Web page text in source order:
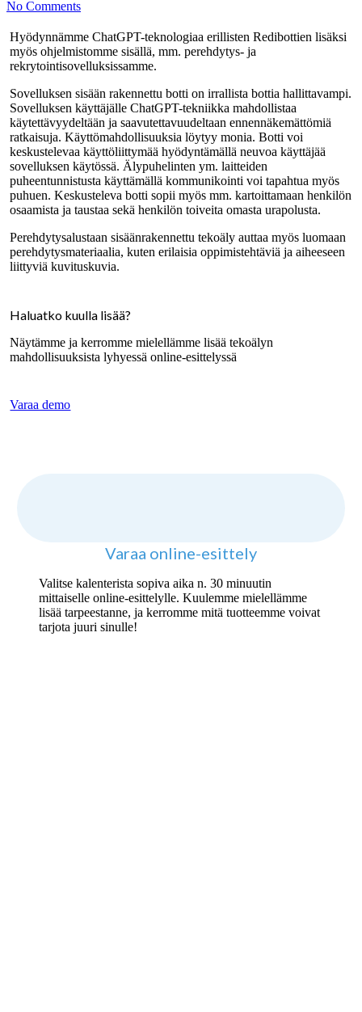
No Comments
Hyödynnämme ChatGPT-teknologiaa erillisten Redibottien lisäksi
myös ohjelmistomme sisällä, mm. perehdytys- ja
rekrytointisovelluksissamme.
Sovelluksen sisään rakennettu botti on irrallista bottia hallittavampi.
Sovelluksen käyttäjälle ChatGPT-tekniikka mahdollistaa
käytettävyydeltään ja saavutettavuudeltaan ennennäkemättömiä
ratkaisuja. Käyttömahdollisuuksia löytyy monia. Botti voi
keskustelevaa käyttöliittymää hyödyntämällä neuvoa käyttäjää
sovelluksen käytössä. Älypuhelinten ym. laitteiden
puheentunnistusta käyttämällä kommunikointi voi tapahtua myös
puhuen. Keskusteleva botti sopii myös mm. kartoittamaan henkilön
osaamista ja taustaa sekä henkilön toiveita omasta urapolusta.
Perehdytysalustaan sisäänrakennettu tekoäly auttaa myös luomaan
perehdytysmateriaalia, kuten erilaisia oppimistehtäviä ja aiheeseen
liittyviä kuvituskuvia.
Haluatko kuulla lisää?
Näytämme ja kerromme mielellämme lisää tekoälyn
mahdollisuuksista lyhyessä online-esittelyssä
Varaa demo
Varaa online-esittely
Valitse kalenterista sopiva aika n. 30 minuutin
mittaiselle online-esittelylle. Kuulemme mielellämme
lisää tarpeestanne, ja kerromme mitä tuotteemme voivat
tarjota juuri sinulle!